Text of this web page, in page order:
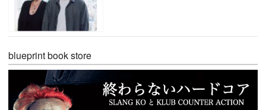
blueprint book store